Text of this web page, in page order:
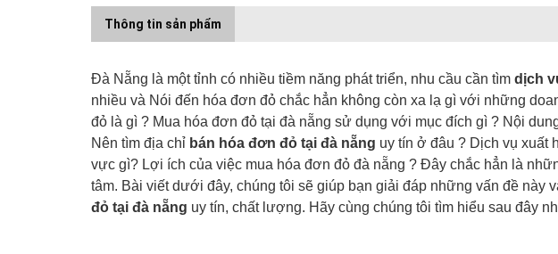
Thông tin sản phẩm
Đà Nẵng là một tỉnh có nhiều tiềm năng phát triển, nhu cầu cần tìm dịch
nhiều và Nói đến hóa đơn đỏ chắc hẳn không còn xa lạ gì với những
đỏ là gì ? Mua hóa đơn đỏ tại đà nẵng sử dụng với mục đích gì ? Nội
Nên tìm địa chỉ bán hóa đơn đỏ tại đà nẵng uy tín ở đâu ? Dịch vụ xuất
vực gì? Lợi ích của việc mua hóa đơn đỏ đà nẵng ? Đây chắc hẳn là
tâm. Bài viết dưới đây, chúng tôi sẽ giúp bạn giải đáp những vấn đề này
đỏ tại đà nẵng uy tín, chất lượng. Hãy cùng chúng tôi tìm hiểu sau đây